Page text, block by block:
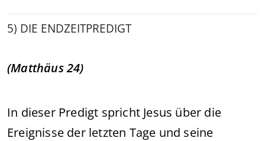
5) DIE ENDZEITPREDIGT
(Matthäus 24)
In dieser Predigt spricht Jesus über die
Ereignisse der letzten Tage und seine